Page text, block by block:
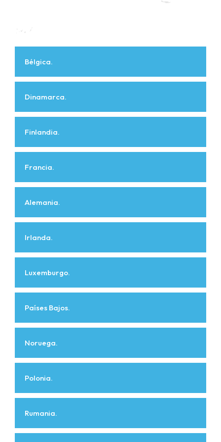
Bélgica.
Dinamarca.
Finlandia.
Francia.
Alemania.
Irlanda.
Luxemburgo.
Países Bajos.
Noruega.
Polonia.
Rumania.